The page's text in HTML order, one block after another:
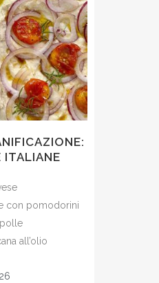
ITALIANE
con pomodorini
all’olio